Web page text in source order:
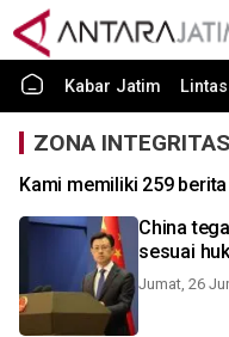
Kabar Jatim
ZONA INTEGRITAS
Kami memiliki 259
China
sesuai
Jumat, 26